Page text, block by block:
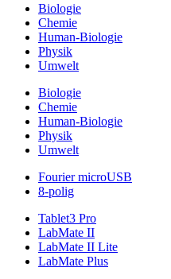
Biologie
Chemie
Human-Biologie
Physik
Umwelt
Biologie
Chemie
Human-Biologie
Physik
Umwelt
Fourier microUSB
8-polig
Tablet3 Pro
LabMate II
LabMate II Lite
LabMate Plus